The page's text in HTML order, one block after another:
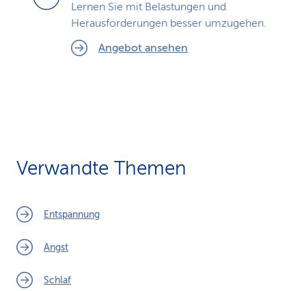
Lernen Sie mit Belastungen und
Herausforderungen besser umzugehen.
Angebot ansehen
Verwandte Themen
Entspannung
Angst
Schlaf